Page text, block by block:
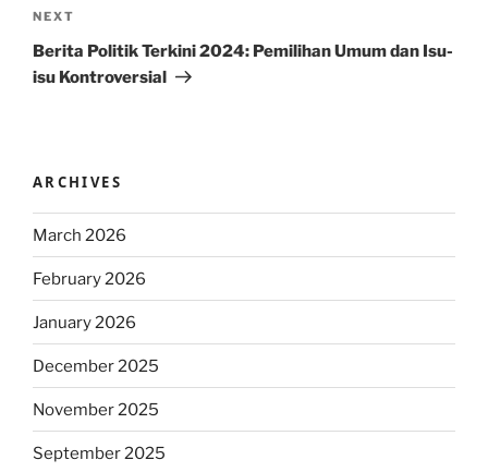
Next
Post
NEXT
Berita Politik Terkini 2024: Pemilihan Umum dan Isu-
isu Kontroversial
ARCHIVES
March 2026
February 2026
January 2026
December 2025
November 2025
September 2025